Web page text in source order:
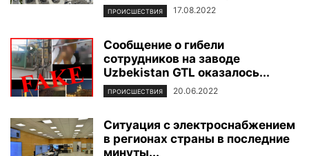
ПРОИСШЕСТВИЯ 17.08.2022
Сообщение о гибели
сотрудников на заводе
Uzbekistan GTL оказалось...
ПРОИСШЕСТВИЯ 20.06.2022
Ситуация с электроснабжением
в регионах страны в последние
минуты...